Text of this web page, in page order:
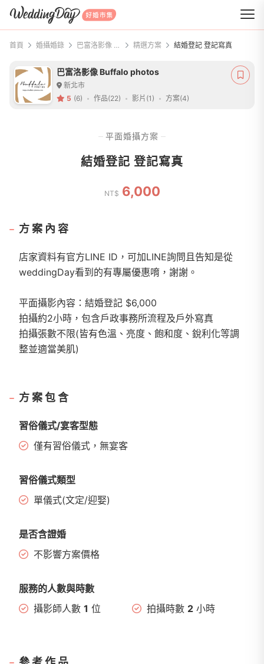
WeddingDay 好婚市集
首頁 婚攝婚錄 巴富洛影像 Buffalo photos 精選方案 結婚登記 登記寫真
巴富洛影像 Buffalo photos
新北市
5 (6) 作品(22) 影片(1) 方案(4)
平面婚攝方案
結婚登記 登記寫真
NT$ 6,000
方案內容
店家資料有官方LINE ID，可加LINE詢問且告知是從
weddingDay看到的有專屬優惠唷，謝謝。
平面攝影內容：結婚登記 $6,000
拍攝約2小時，包含戶政事務所流程及戶外寫真
拍攝張數不限(皆有色溫、亮度、飽和度、銳利化等調
整並適當美肌)
方案包含
習俗儀式/宴客型態
僅有習俗儀式，無宴客
習俗儀式類型
單儀式(文定/迎娶)
是否含證婚
不影響方案價格
服務的人數與時數
攝影師人數 1 位 拍攝時數 2 小時